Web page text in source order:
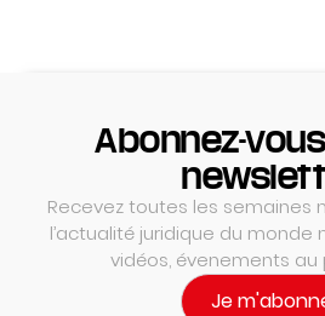
Abonnez-
Recevez toutes les semaines
l’actualité juridique du monde
vidéos, évenements
Je